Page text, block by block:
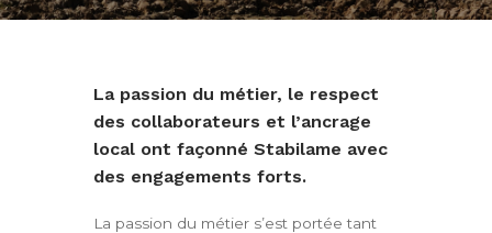
La passion du métier, le respect
des collaborateurs et l’ancrage
local ont façonné Stabilame avec
des engagements forts.
La passion du métier s’est portée tant